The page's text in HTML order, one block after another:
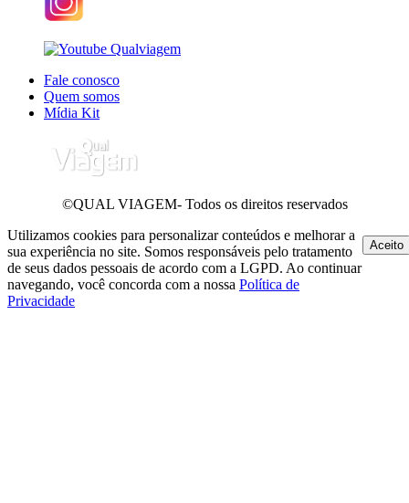
Fale conosco
Quem somos
Mídia Kit
©QUAL VIAGEM- Todos os direitos reservados
Utilizamos cookies para personalizar conteúdos e melhorar a
sua experiência no site. Somos responsáveis pelo tratamento
de seus dados pessoais de acordo com a LGPD. Ao continuar
navegando, você concorda com a nossa Política de
Privacidade
Aceito